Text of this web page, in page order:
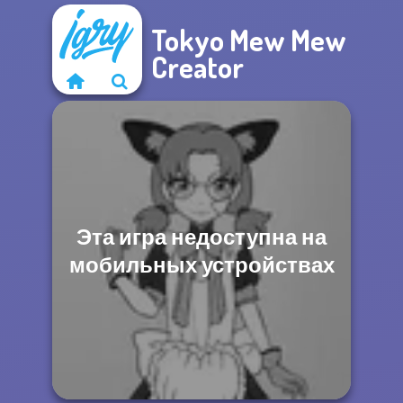
Tokyo Mew Mew
Creator
Эта игра недоступна на
мобильных устройствах